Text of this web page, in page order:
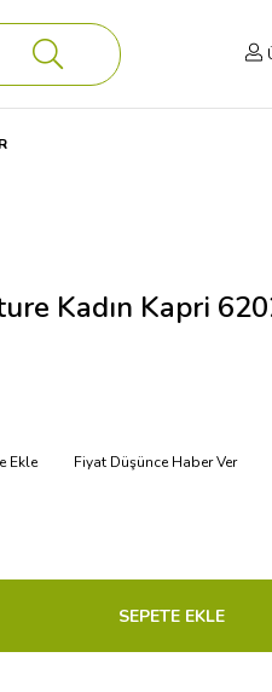
Kadın Kapri
Ekle Fiyat Düşünce Haber Ver